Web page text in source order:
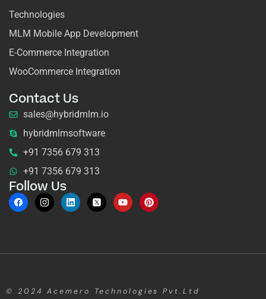
Technologies
MLM Mobile App Development
E-Commerce Integration
WooCommerce Integration
Contact Us
sales@hybridmlm.io
hybridmlmsoftware
+91 7356 679 313
+91 7356 679 313
Follow Us
© 2024Acemero Technologies Pvt.Ltd